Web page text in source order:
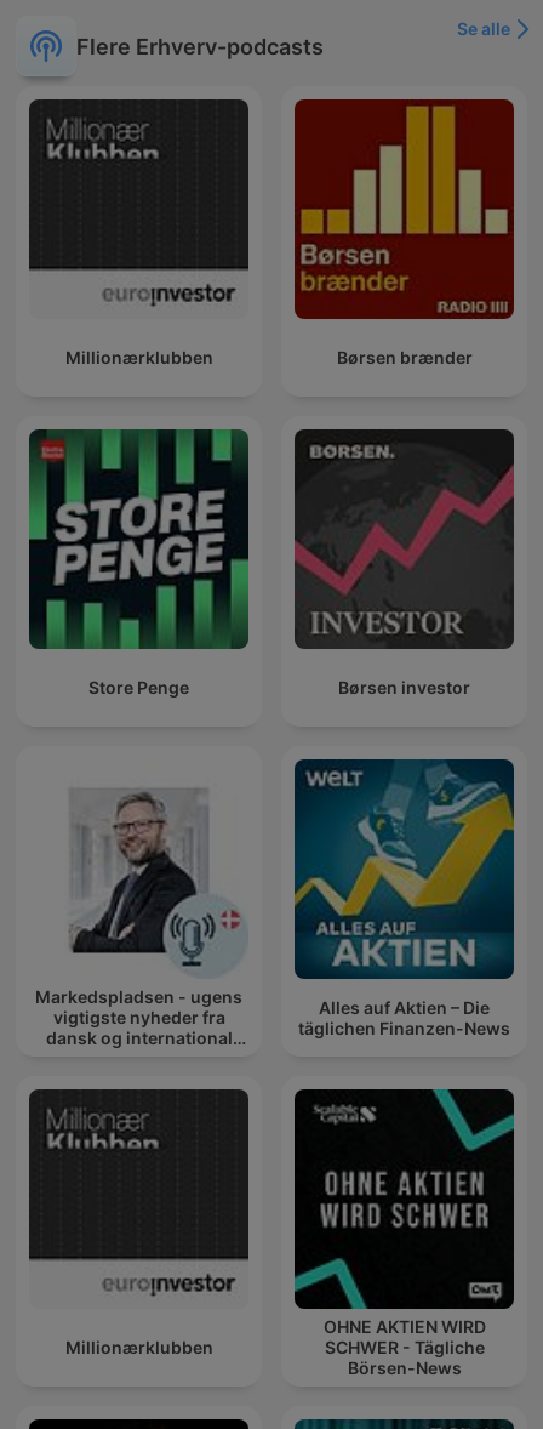
Flere Erhverv-podcasts
Se alle
Millionærklubben Børsen brænder
Store Penge Børsen investor
Markedspladsen - ugens
vigtigste nyheder fra
dansk og international
Alles auf Aktien – Die
täglichen Finanzen-News
Millionærklubben
OHNE AKTIEN WIRD
SCHWER - Tägliche
Börsen-News